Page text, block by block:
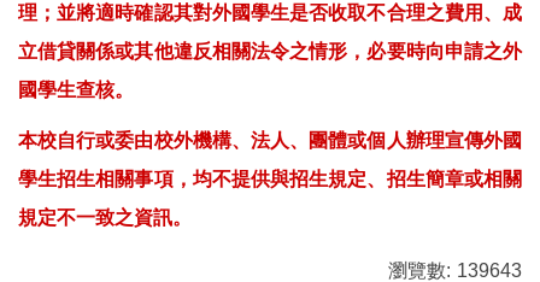
理；並將適時確認其對外國學生是否收取不合理之費用、成
立借貸關係或其他違反相關法令之情形，必要時向申請之外
國學生查核。
本校自行或委由校外機構、法人、團體或個人辦理宣傳外國
學生招生相關事項，均不提供與招生規定、招生簡章或相關
規定不一致之資訊。
瀏覽數: 139643